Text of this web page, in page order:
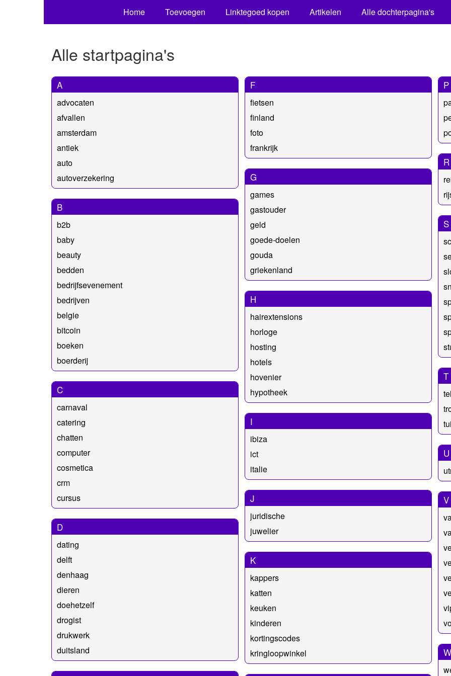
Home Toevoegen Linktegoed kopen Artikelen Alle dochterpagina's
Alle startpagina's
A
advocaten
afvallen
amsterdam
antiek
auto
autoverzekering
B
b2b
baby
beauty
bedden
bedrijfsevenement
bedrijven
belgie
bitcoin
boeken
boerderij
C
carnaval
catering
chatten
computer
cosmetica
crm
cursus
D
dating
delft
denhaag
dieren
doehetzelf
drogist
drukwerk
duitsland
F
fietsen
finland
foto
frankrijk
G
games
gastouder
geld
goede-doelen
gouda
griekenland
H
hairextensions
horloge
hosting
hotels
hovenier
hypotheek
I
ibiza
ict
italie
J
juridische
juwelier
K
kappers
katten
keuken
kinderen
kortingscodes
kringloopwinkel
P
R
S
T
U
V
W